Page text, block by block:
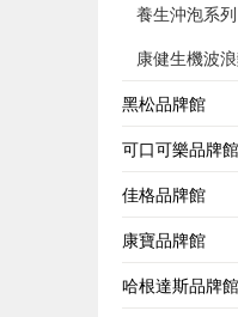
養生沖泡系列
康健生機波
黑松品牌館
可口可樂品牌館
佳格品牌館
康寶品牌館
哈根達斯品牌館